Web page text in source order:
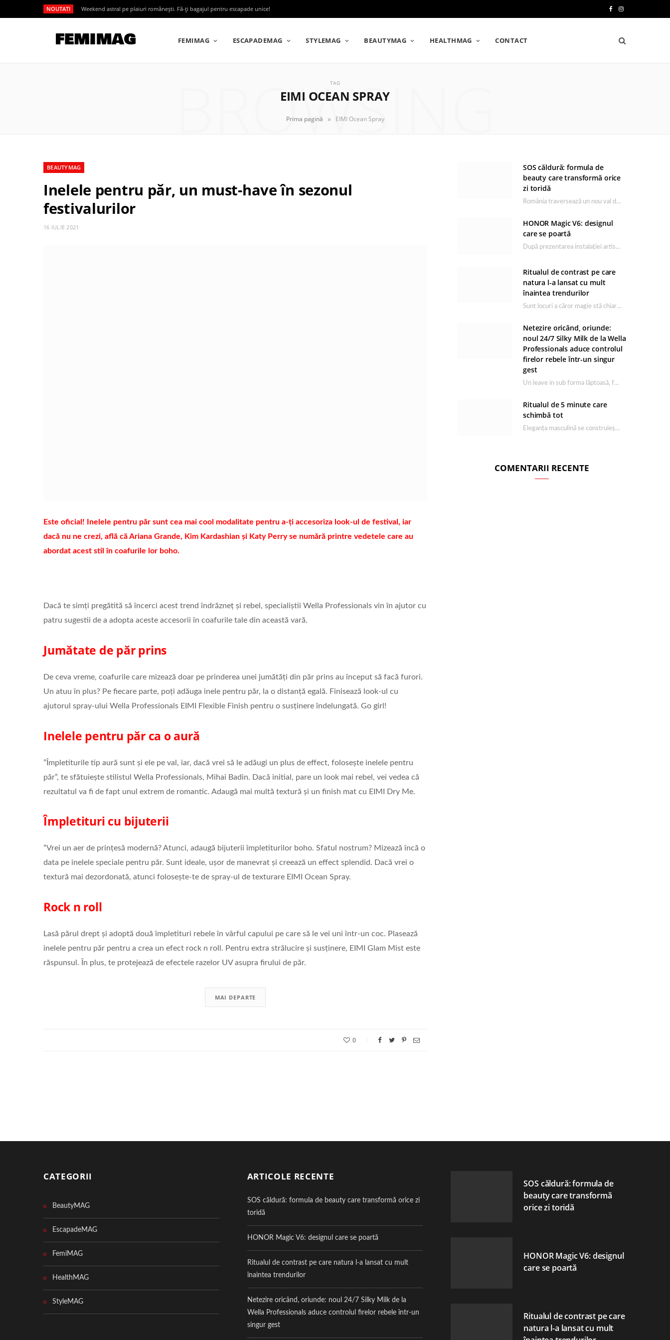
NOUTATI Weekend astral pe plaiuri românești. Fă-ți bagajul pentru escapade unice!
e
I
s
t
FEMIMAG ESCAPADEMAG STYLEMAG BEAUTYMAG HEALTHMAG CONTACT
TAG
EIMI OCEAN SPRAY
BROWSING
Prima pagină » EIMI Ocean Spray
BEAUTYMAG
Inelele pentru păr, un must-have în sezonul
festivalurilor
16 IULIE 2021
Este oficial! Inelele pentru păr sunt cea mai cool modalitate pentru a-ți accesoriza look-ul de festival, iar
dacă nu ne crezi, află că Ariana Grande, Kim Kardashian și Katy Perry se numără printre vedetele care au
abordat acest stil în coafurile lor boho.
Dacă te simți pregătită să încerci acest trend îndrăzneț și rebel, specialiștii Wella Professionals vin în ajutor cu
patru sugestii de a adopta aceste accesorii în coafurile tale din această vară.
Jumătate de păr prins
De ceva vreme, coafurile care mizează doar pe prinderea unei jumătăți din păr prins au început să facă furori.
Un atuu în plus? Pe fiecare parte, poți adăuga inele pentru păr, la o distanță egală. Finisează look-ul cu
ajutorul spray-ului Wella Professionals EIMI Flexible Finish pentru o susținere îndelungată. Go girl!
Inelele pentru păr ca o aură
”Împletiturile tip aură sunt și ele pe val, iar, dacă vrei să le adăugi un plus de effect, folosește inelele pentru
păr”, te sfătuiește stilistul Wella Professionals, Mihai Badin. Dacă initial, pare un look mai rebel, vei vedea că
rezultatul va fi de fapt unul extrem de romantic. Adaugă mai multă textură și un finish mat cu EIMI Dry Me.
Împletituri cu bijuterii
”Vrei un aer de prințesă modernă? Atunci, adaugă bijuterii împletiturilor boho. Sfatul nostrum? Mizează încă o
data pe inelele speciale pentru păr. Sunt ideale, ușor de manevrat și creează un effect splendid. Dacă vrei o
textură mai dezordonată, atunci folosește-te de spray-ul de texturare EIMI Ocean Spray.
Rock n roll
Lasă părul drept și adoptă două împletituri rebele în vârful capului pe care să le vei uni într-un coc. Plasează
inelele pentru păr pentru a crea un efect rock n roll. Pentru extra strălucire și susținere, EIMI Glam Mist este
răspunsul. În plus, te protejează de efectele razelor UV asupra firului de păr.
MAI DEPARTE
0
SOS căldură: formula de
beauty care transformă orice
zi toridă
România traversează un nou val de căldură, iar rutina de îngrijire capătă un rol esențial…
HONOR Magic V6: designul
care se poartă
După prezentarea instalației artistice semnată de Catrinel Săbăciag în cadrul evenimentului de lansare HONOR Magic…
Ritualul de contrast pe care
natura l-a lansat cu mult
înaintea trendurilor
Sunt locuri a căror magie stă chiar în firea lor naturală, iar Lacul Ursu din…
Netezire oricând, oriunde:
noul 24/7 Silky Milk de la Wella
Professionals aduce controlul
firelor rebele într-un singur
gest
Un leave in sub forma lăptoasă, fără clătire care completează rutina Ultimate Smooth și transformă…
Ritualul de 5 minute care
schimbă tot
Eleganța masculină se construiește dimineața, în câteva minute și cu produsele potrivite. O rutină de…
COMENTARII RECENTE
CATEGORII
BeautyMAG
EscapadeMAG
FemiMAG
HealthMAG
StyleMAG
ARTICOLE RECENTE
SOS căldură: formula de beauty care transformă orice zi
toridă
HONOR Magic V6: designul care se poartă
Ritualul de contrast pe care natura l-a lansat cu mult
înaintea trendurilor
Netezire oricând, oriunde: noul 24/7 Silky Milk de la
Wella Professionals aduce controlul firelor rebele într-un
singur gest
SOS căldură: formula de
beauty care transformă
orice zi toridă
HONOR Magic V6: designul
care se poartă
Ritualul de contrast pe care
natura l-a lansat cu mult